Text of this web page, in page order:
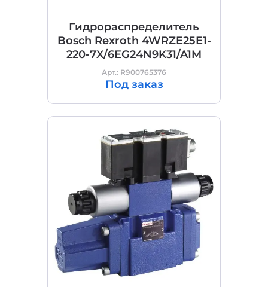
Гидрораспределитель
Bosch Rexroth 4WRZE25E1-
220-7X/6EG24N9K31/A1M
Арт.: R900765376
Под заказ